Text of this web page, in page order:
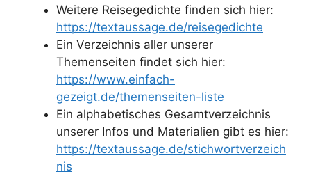
Weitere Reisegedichte finden sich hier:
https://textaussage.de/reisegedichte
Ein Verzeichnis aller unserer
Themenseiten findet sich hier:
https://www.einfach-
gezeigt.de/themenseiten-liste
Ein alphabetisches Gesamtverzeichnis
unserer Infos und Materialien gibt es hier:
https://textaussage.de/stichwortverzeich
nis